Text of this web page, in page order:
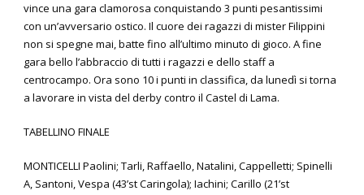
vince una gara clamorosa conquistando 3 punti pesantissimi
con un’avversario ostico. Il cuore dei ragazzi di mister Filippini
non si spegne mai, batte fino all’ultimo minuto di gioco. A fine
gara bello l’abbraccio di tutti i ragazzi e dello staff a
centrocampo. Ora sono 10 i punti in classifica, da lunedì si torna
a lavorare in vista del derby contro il Castel di Lama.
TABELLINO FINALE
MONTICELLI Paolini; Tarli, Raffaello, Natalini, Cappelletti; Spinelli
A, Santoni, Vespa (43’st Caringola); Iachini; Carillo (21’st